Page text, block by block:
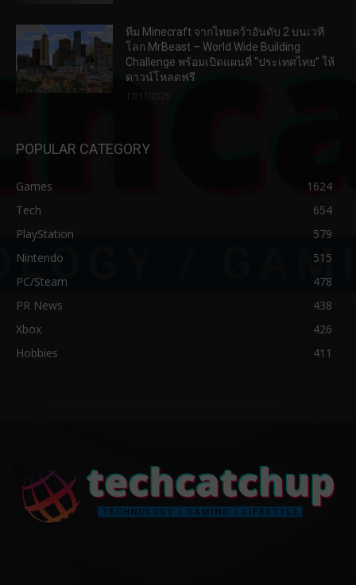
ทีม Minecraft จากไทยคว้าอันดับ 2 บนเวที
โลก MrBeast – World Wide Building
Challenge พร้อมเปิดแผนที่ “ประเทศไทย” ให้
ดาวน์โหลดฟรี
17/11/2025
POPULAR CATEGORY
Games
1624
Tech
654
PlayStation
579
Nintendo
515
PC/Steam
478
PR News
438
Xbox
426
Hobbies
411